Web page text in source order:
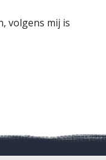
volgens mij is